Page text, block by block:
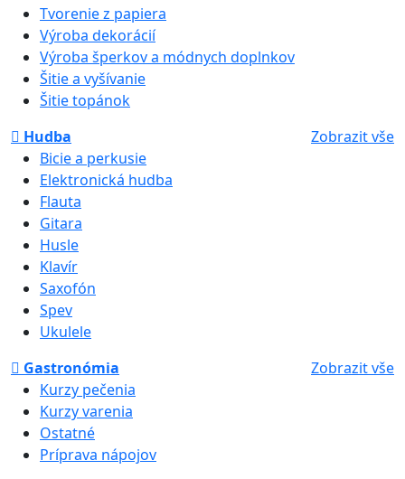
Tvorenie z papiera
Výroba dekorácií
Výroba šperkov a módnych doplnkov
Šitie a vyšívanie
Šitie topánok
Hudba
Zobrazit vše
Bicie a perkusie
Elektronická hudba
Flauta
Gitara
Husle
Klavír
Saxofón
Spev
Ukulele
Gastronómia
Zobrazit vše
Kurzy pečenia
Kurzy varenia
Ostatné
Príprava nápojov